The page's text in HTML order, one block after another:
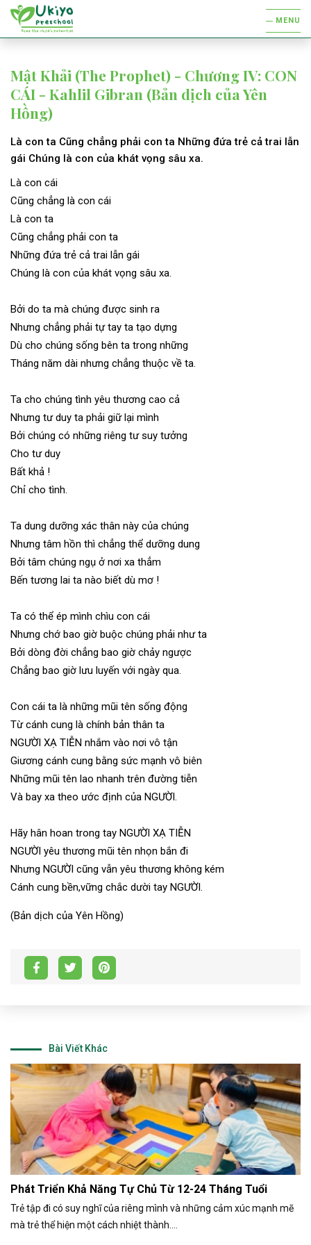
MENU
Mật Khải (The Prophet) - Chương IV: CON
CÁI - Kahlil Gibran (Bản dịch của Yên
Hồng)
Là con ta Cũng chẳng phải con ta Những đứa trẻ cả trai lẫn
gái Chúng là con của khát vọng sâu xa.
Là con cái
Cũng chẳng là con cái
Là con ta
Cũng chẳng phải con ta
Những đứa trẻ cả trai lẫn gái
Chúng là con của khát vọng sâu xa.
Bởi do ta mà chúng được sinh ra
Nhưng chẳng phải tự tay ta tạo dựng
Dù cho chúng sống bên ta trong những
Tháng năm dài nhưng chẳng thuộc về ta.
Ta cho chúng tình yêu thương cao cả
Nhưng tư duy ta phải giữ lại mình
Bởi chúng có những riêng tư suy tưởng
Cho tư duy
Bất khả !
Chỉ cho tình.
Ta dung dưỡng xác thân này của chúng
Nhưng tâm hồn thì chẳng thể dưỡng dung
Bởi tâm chúng ngụ ở nơi xa thẳm
Bến tương lai ta nào biết dù mơ !
Ta có thể ép mình chìu con cái
Nhưng chớ bao giờ buộc chúng phải như ta
Bởi dòng đời chẳng bao giờ chảy ngược
Chẳng bao giờ lưu luyến với ngày qua.
Con cái ta là những mũi tên sống động
Từ cánh cung là chính bản thân ta
NGƯỜI XẠ TIỄN nhắm vào nơi vô tận
Giương cánh cung bằng sức mạnh vô biên
Những mũi tên lao nhanh trên đường tiễn
Và bay xa theo ước định của NGƯỜI.
Hãy hân hoan trong tay NGƯỜI XẠ TIỄN
NGƯỜI yêu thương mũi tên nhọn bắn đi
Nhưng NGƯỜI cũng vẫn yêu thương không kém
Cánh cung bền,vững chắc dười tay NGƯỜI.
(Bản dịch của Yên Hồng)
Bài Viết Khác
Phát Triển Khả Năng Tự Chủ Từ 12-24 Tháng Tuổi
Trẻ tập đi có suy nghĩ của riêng mình và những cảm xúc mạnh mẽ
mà trẻ thể hiện một cách nhiệt thành....